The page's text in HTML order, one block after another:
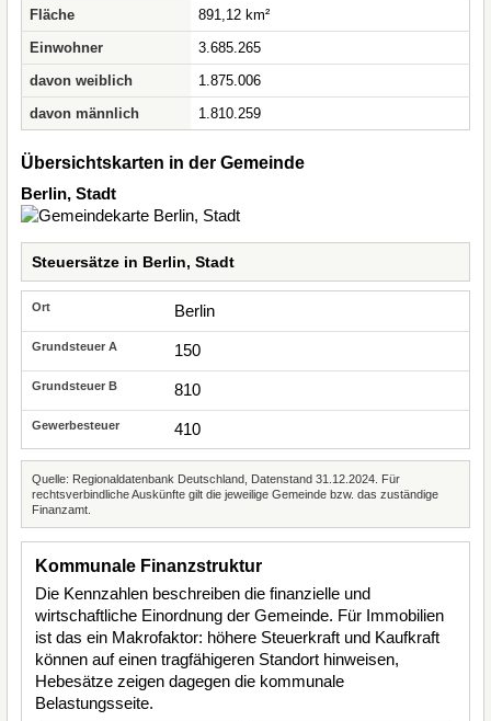
Fläche
891,12 km²
Einwohner
3.685.265
davon weiblich
1.875.006
davon männlich
1.810.259
Übersichtskarten in der Gemeinde
Berlin, Stadt
Steuersätze in Berlin, Stadt
Berlin
150
810
410
Quelle: Regionaldatenbank Deutschland, Datenstand 31.12.2024. Für
rechtsverbindliche Auskünfte gilt die jeweilige Gemeinde bzw. das zuständige
Finanzamt.
Kommunale Finanzstruktur
Die Kennzahlen beschreiben die finanzielle und
wirtschaftliche Einordnung der Gemeinde. Für Immobilien
ist das ein Makrofaktor: höhere Steuerkraft und Kaufkraft
können auf einen tragfähigeren Standort hinweisen,
Hebesätze zeigen dagegen die kommunale
Belastungsseite.